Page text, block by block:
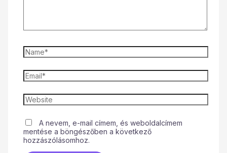
A nevem, e-mail címem, és weboldalcímem
mentése a böngészőben a következő
hozzászólásomhoz.